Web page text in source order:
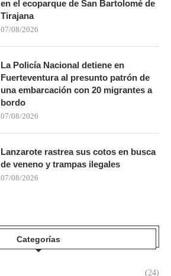
en el ecoparque de San Bartolomé de
Tirajana
07/08/2026
La Policía Nacional detiene en
Fuerteventura al presunto patrón de
una embarcación con 20 migrantes a
bordo
07/08/2026
Lanzarote rastrea sus cotos en busca
de veneno y trampas ilegales
07/08/2026
Categorías
(24)